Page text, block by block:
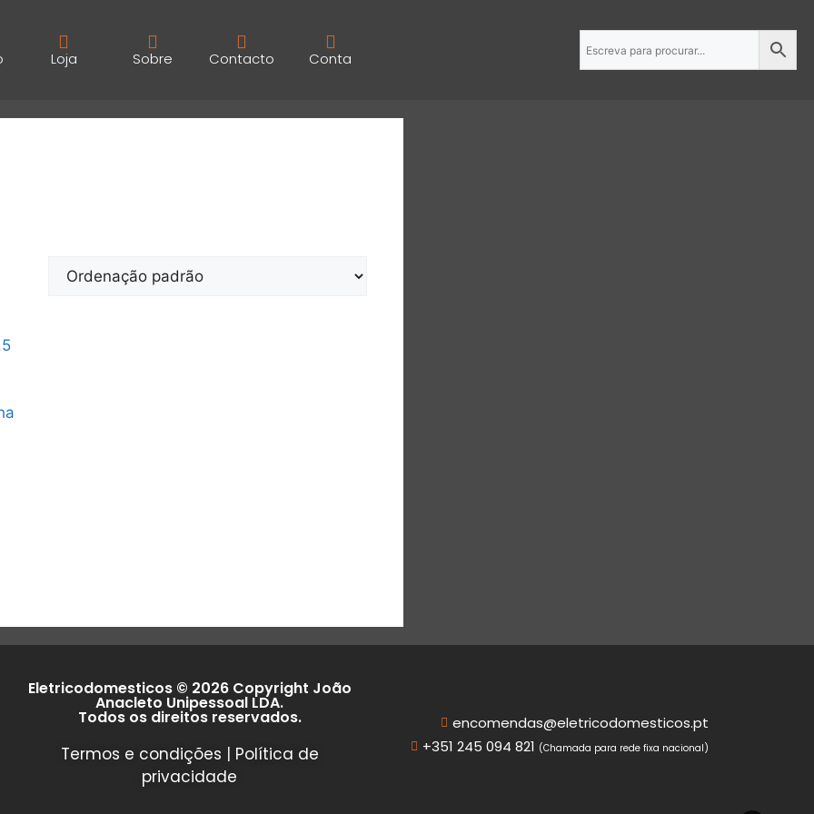
Loja Sobre Contacto Conta
Eletricodomesticos © 2026 Copyright João
Anacleto Unipessoal LDA.
Todos os direitos reservados.
Termos e condições | Política de
privacidade
encomendas@eletricodomesticos.pt
+351 245 094 821 (Chamada para rede fixa nacional)